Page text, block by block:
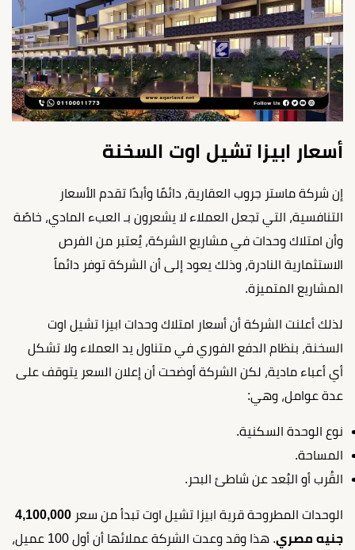
أسعار ابيزا تشيل اوت السخنة
إن شركة ماستر جروب العقارية، دائمًا وأبدًا تقدم الأسعار
التنافسية، التي تجعل العملاء لا يشعرون بـ العبء المادي، خاصًة
وأن امتلاك وحدات في مشاريع الشركة، يُعتبر من الفرص
الاستثمارية النادرة، وذلك يعود إلى أن الشركة توفر دائماً
المشاريع المتميزة.
لذلك أعلنت الشركة أن أسعار امتلاك وحدات ابيزا تشيل اوت
السخنة، بنظام الدفع الفوري في متناول يد العملاء ولا تشكل
أي أعباء مادية، لكن الشركة أوضحت أن إعلان السعر يتوقف على
عدة عوامل، وهي:
نوع الوحدة السكنية.
المساحة.
القُرب أو البُعد عن شاطئ البحر.
الوحدات المطروحة قرية ابيزا تشيل اوت تبدأ من سعر 4,100,000
جنيه مصري
. هذا وقد وعدت الشركة عملائها أن أول 100 عميل،